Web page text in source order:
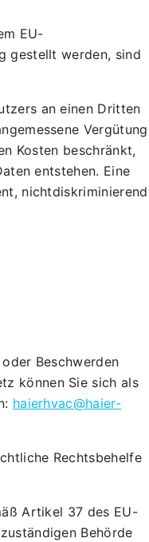
EU-
gestellt werden, sind
an einen Dritten
Vergütung
Kosten beschränkt,
entstehen. Eine
nichtdiskriminierend
Beschwerden
können Sie sich als
haierhvac@haier-
Rechtsbehelfe
Artikel 37 des EU-
Behörde